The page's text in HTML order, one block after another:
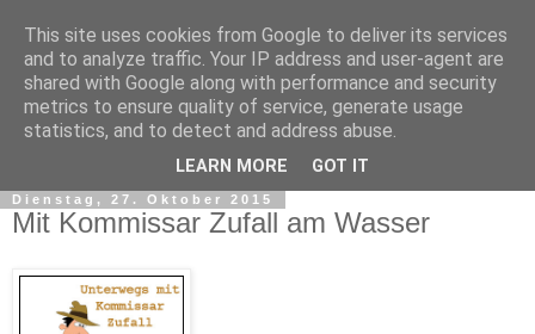
Dienstag, 27. Oktober 2015
Mit Kommissar Zufall am Wasser
This site uses cookies from Google to deliver its services
and to analyze traffic. Your IP address and user-agent are
shared with Google along with performance and security
metrics to ensure quality of service, generate usage
statistics, and to detect and address abuse.
LEARN MORE GOT IT